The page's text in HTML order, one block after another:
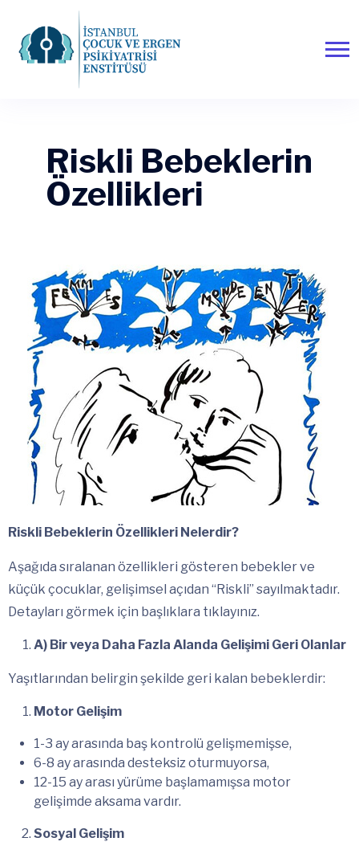
Riskli Bebeklerin
Özellikleri
Riskli Bebeklerin Özellikleri Nelerdir?
Aşağıda sıralanan özellikleri gösteren bebekler ve
küçük çocuklar, gelişimsel açıdan “Riskli” sayılmaktadır.
Detayları görmek için başlıklara tıklayınız.
A) Bir veya Daha Fazla Alanda Gelişimi Geri Olanlar
Yaşıtlarından belirgin şekilde geri kalan bebeklerdir:
Motor Gelişim
1-3 ay arasında baş kontrolü gelişmemişse,
6-8 ay arasında desteksiz oturmuyorsa,
12-15 ay arası yürüme başlamamışsa motor
gelişimde aksama vardır.
Sosyal Gelişim